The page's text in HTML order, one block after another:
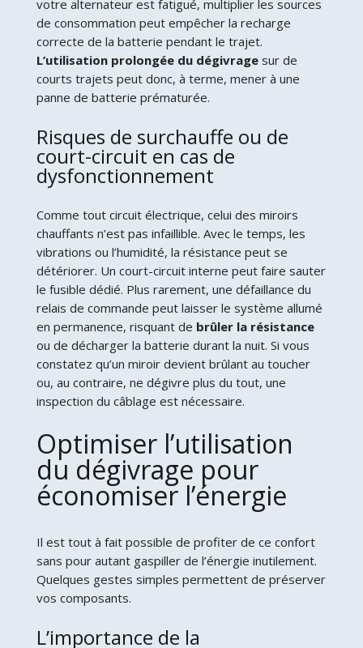
votre alternateur est fatigué, multiplier les sources
de consommation peut empêcher la recharge
correcte de la batterie pendant le trajet.
L’utilisation prolongée du dégivragesur de
courts trajets peut donc, à terme, mener à une
panne de batterie prématurée.
Risques de surchauffe ou de
court-circuit en cas de
dysfonctionnement
Comme tout circuit électrique, celui des miroirs
chauffants n’est pas infaillible. Avec le temps, les
vibrations ou l’humidité, la résistance peut se
détériorer. Un court-circuit interne peut faire sauter
le fusible dédié. Plus rarement, une défaillance du
relais de commande peut laisser le système allumé
en permanence, risquant de brûler la résistance
ou de décharger la batterie durant la nuit. Si vous
constatez qu’un miroir devient brûlant au toucher
ou, au contraire, ne dégivre plus du tout, une
inspection du câblage est nécessaire.
Optimiser l’utilisation
du dégivrage pour
économiser l’énergie
Il est tout à fait possible de profiter de ce confort
sans pour autant gaspiller de l’énergie inutilement.
Quelques gestes simples permettent de préserver
vos composants.
L’importance de la